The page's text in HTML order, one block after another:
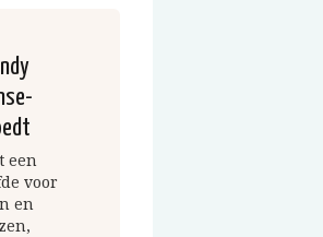
een
voor
en